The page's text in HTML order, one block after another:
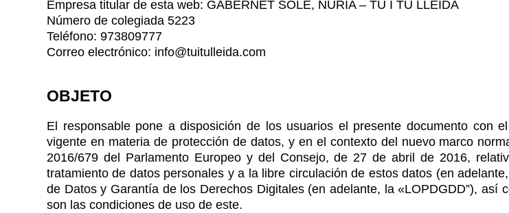
Empresa titular de esta web: GABERNET SOLÉ, NÚRIA – TU I TU LLEIDA
Número de colegiada 5223
Teléfono: 973809777
Correo electrónico: info@tuitulleida.com
OBJETO
El responsable pone a disposición de los usuarios el presente documento con
vigente en materia de protección de datos, y en el contexto del nuevo marco
2016/679 del Parlamento Europeo y del Consejo, de 27 de abril de 2016,
tratamiento de datos personales y a la libre circulación de estos datos (en
de Datos y Garantía de los Derechos Digitales (en adelante, la «LOPDGDD”),
son las condiciones de uso de este.